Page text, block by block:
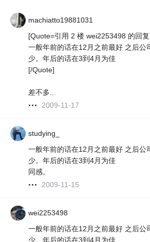
machiatto19881031
[Quote=引用 2 楼 wei2253498 的回
一般年前的话在12月之前最好 之后公
少。年后的话在3到4月为佳
[/Quote]
差不多..
2009-11-17
studying_
一般年前的话在12月之前最好 之后公
少。年后的话在3到4月为佳
同感。
2009-11-15
wei2253498
一般年前的话在12月之前最好 之后公
少。年后的话在3到4月为佳